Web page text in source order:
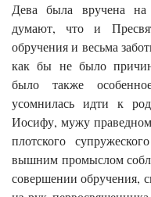
Дева была вручена на
думают, что и
обручения и весьма
как бы не было
было также
усомнилась идти к
Иосифу, мужу
плотского
вышним промыслом
совершении обручения,